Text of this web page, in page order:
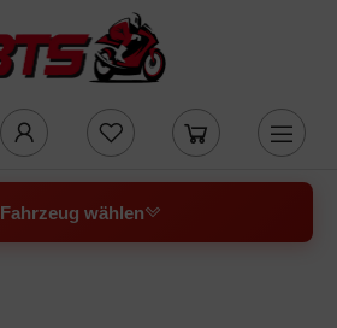
Fahrzeug wählen